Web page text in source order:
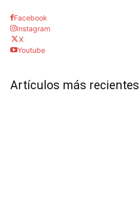
Facebook
Instagram
X
Youtube
Artículos más recientes